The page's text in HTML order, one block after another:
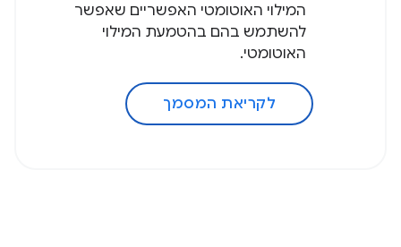
המילוי האוטומטי האפשריים שאפשר
להשתמש בהם בהטמעת המילוי
האוטומטי.
לקריאת המסמך